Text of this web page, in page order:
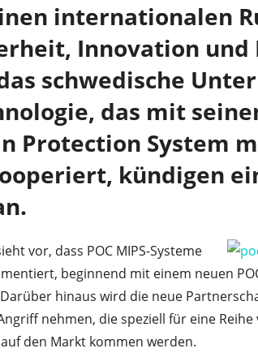
internationalen
Innovation und
schwedische
das mit
Protection System
kündigen
vor, dass POC MIPS-Systeme
beginnend mit einem neuen
hinaus wird die neue
nehmen, die speziell für eine
den Markt kommen werden.